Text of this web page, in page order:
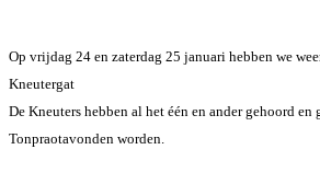
Op vrijdag 24 en zaterdag 25 januari hebben we
Kneutergat
De Kneuters hebben al het één en ander gehoord en
Tonpraotavonden worden.